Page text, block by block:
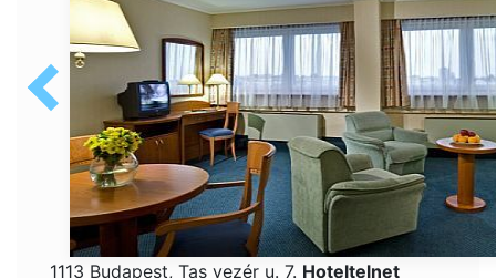
1113 Budapest, Tas vezér u. 7. Hoteltelnet